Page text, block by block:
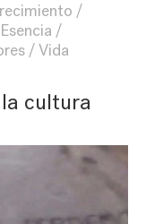
Esencia
Vida
cultura